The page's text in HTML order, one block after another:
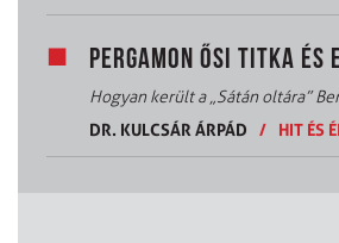
PERGAMON ŐSI TITKA ÉS
Hogyan került a „Sátán oltára”
DR. KULCSÁR ÁRPÁD
/ HIT ÉS